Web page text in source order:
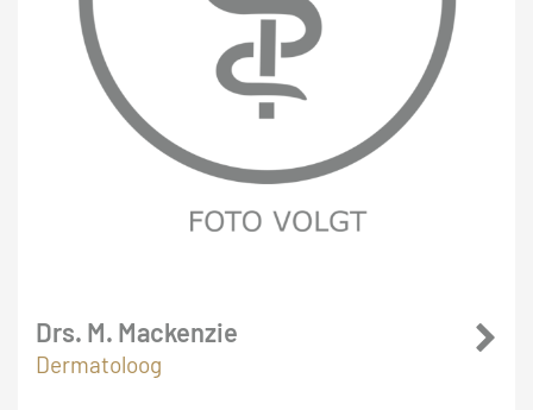
Drs. M. Mackenzie
Dermatoloog